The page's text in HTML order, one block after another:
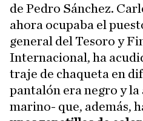
de Pedro Sánchez.
ahora ocupaba el
general del Tesoro y
Internacional, ha
traje de chaqueta en
pantalón era negro y la
marino- que, además,